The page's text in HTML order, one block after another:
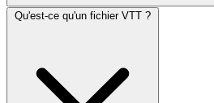
Qu'est-ce qu'un fichier VTT ?